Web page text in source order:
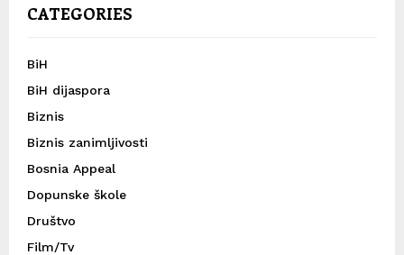
CATEGORIES
BiH
BiH dijaspora
Biznis
Biznis zanimljivosti
Bosnia Appeal
Dopunske škole
Društvo
Film/Tv